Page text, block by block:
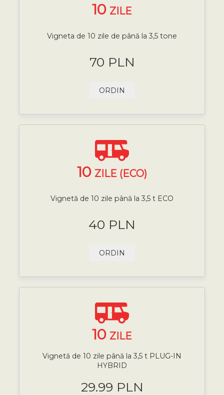
10 ZILE
Vigneta de 10 zile de până la 3,5 tone
70 PLN
ORDIN
10 ZILE (ECO)
Vignetă de 10 zile până la 3,5 t ECO
40 PLN
ORDIN
10 ZILE
Vignetă de 10 zile până la 3,5 t PLUG-IN
HYBRID
29.99 PLN